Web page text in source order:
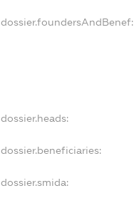
dossier.foundersAndBenef:
dossier.heads:
dossier.beneficiaries:
dossier.smida: